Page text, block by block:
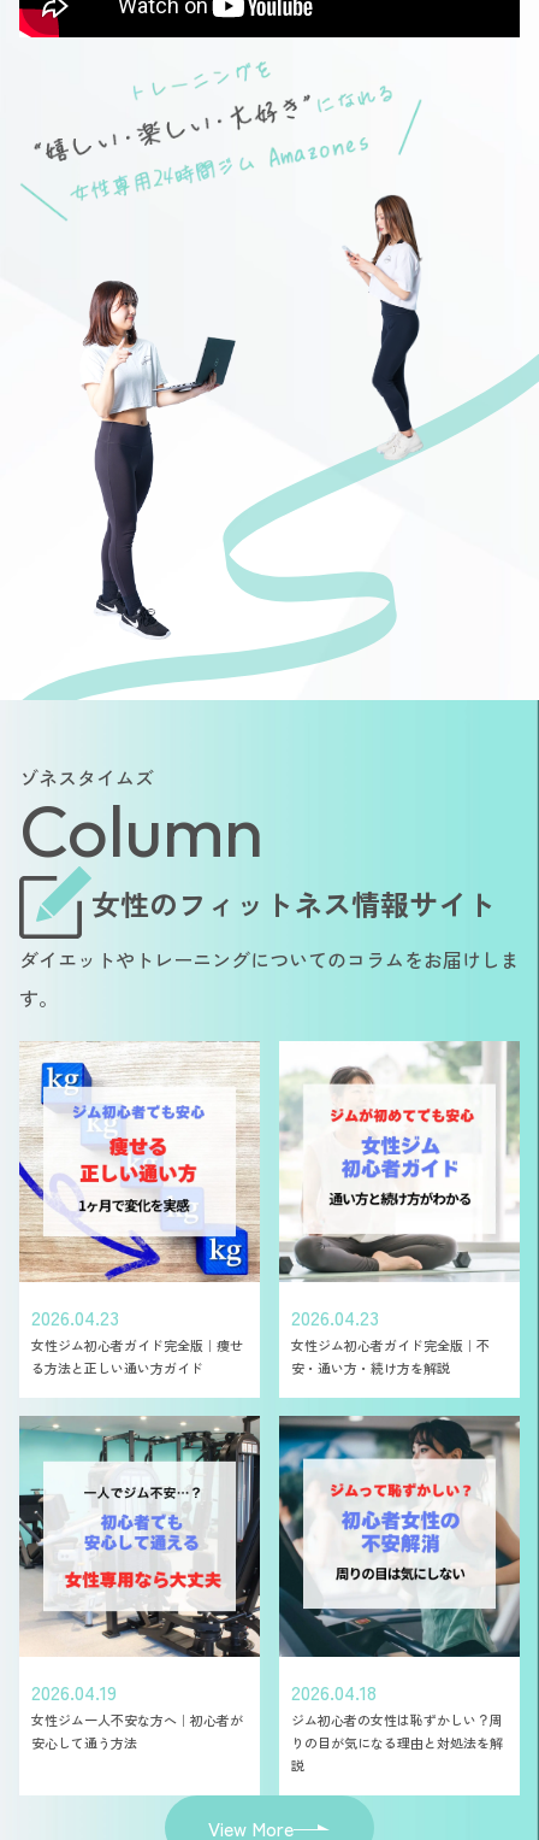
ゾネスタイムズ
Column
女性のフィットネス情報サイト
ダイエットやトレーニングについてのコラムをお届けしま
す。
2026.04.23
女性ジム初心者ガイド完全版｜痩せ
る方法と正しい通い方ガイド
2026.04.23
女性ジム初心者ガイド完全版｜不
安・通い方・続け方を解説
2026.04.19
女性ジム一人不安な方へ｜初心者が
安心して通う方法
2026.04.18
ジム初心者の女性は恥ずかしい？周
りの目が気になる理由と対処法を解
説
View More